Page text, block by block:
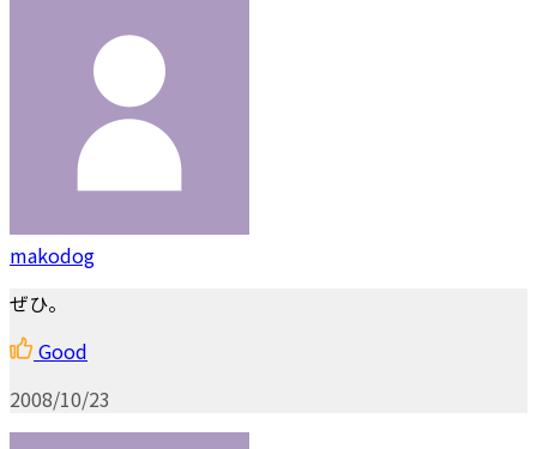
makodog
ぜひ。
Good
2008/10/23